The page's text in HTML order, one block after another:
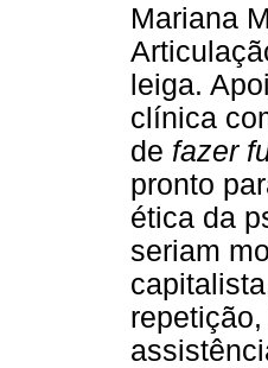
Mariana
leiga.
clínica
de fazer
pronto
ética da
seriam